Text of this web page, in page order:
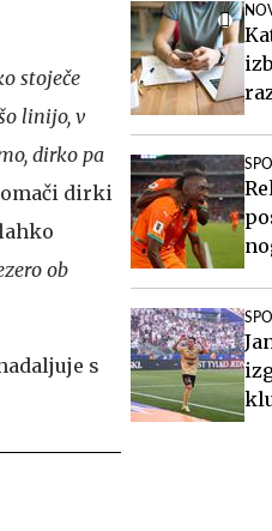
stoječe
linijo, v
dirko pa
dirki
ob
s